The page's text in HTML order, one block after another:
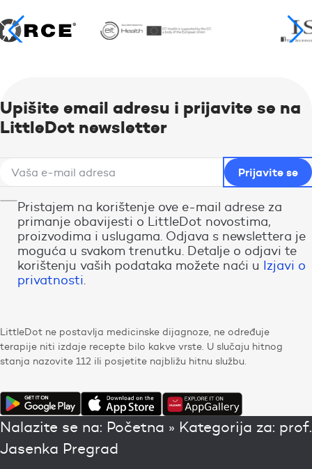
Upišite email adresu i prijavite se na
LittleDot newsletter
Pristajem na korištenje ove e-mail adrese za
primanje obavijesti o LittleDot novostima,
proizvodima i uslugama. Odjava s newslettera je
moguća u svakom trenutku. Detalje o odjavi te
korištenju vaših podataka možete naći u Izjavi o
privatnosti.
LittleDot ne postavlja medicinske dijagnoze, ne određuje
terapije niti izdaje recepte bilo kakve vrste. U slučaju hitnog
stanja nazovite 112 ili posjetite najbližu hitnu službu.
Nalazite se na: Početna » Kategorija za: prof.
Jasenka Pregrad